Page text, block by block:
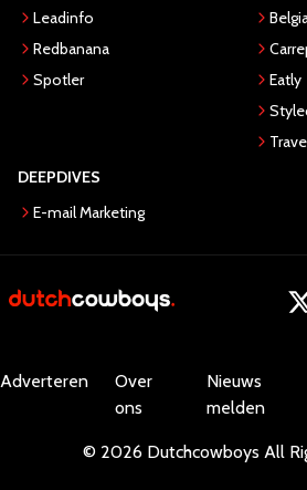
Leadinfo
Redbanana
Spotler
Eatly
DEEPDIVES
E-mail Marketing
Adverteren
Over
ons
Nieuws
melden
© 2026 Dutchcowboys All